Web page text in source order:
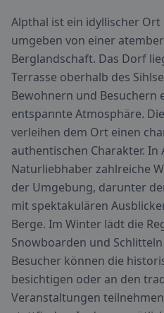
Alpthal ist ein idyllischer Ort
umgeben von einer
Berglandschaft. Das Dorf
Terrasse oberhalb des
Bewohnern und Besuchern
entspannte Atmosphäre.
verleihen dem Ort einen
authentischen Charakter. In
Naturliebhaber zahlreiche
der Umgebung, darunter
mit spektakulären
Berge. Im Winter lädt die
Snowboarden und
Besucher können die
besichtigen oder an den
Veranstaltungen